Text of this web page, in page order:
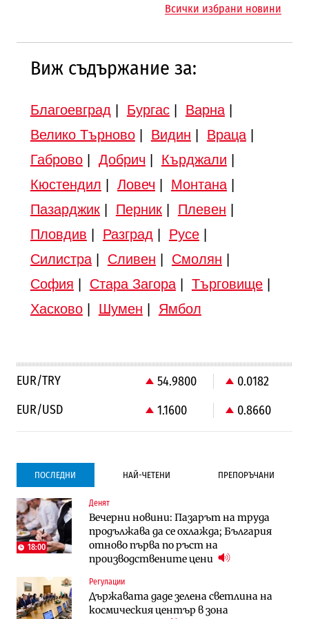
Всички избрани новини
Виж съдържание за:
Благоевград Бургас| Варна|
Велико Търново| Видин Враца|
Габрово| Добрич Кърджали
Кюстендил
Ловеч Монтана|
Пазарджик| Перник| Плевен
Пловдив
Разград Русе|
Силистра| Сливен Смолян
София
Стара Загора| Търговище|
Хасково| Шумен Ямбол
EUR/TRY 54.9800
0.0182
EUR/USD
1.1600 0.8660
ПОСЛЕДНИ НАЙ-ЧЕТЕНИ ПРЕПОРЪЧАНИ
18:00
Денят
Вечерни новини: Пазарът на труда
продължава да се охлажда; България
отново първа по ръст на
производствените цени
Регулации
Държавата даде зелена светлина на
космическия център в зона
Компании
Vivacom предлага над 150 устройства с
90% отстъпка през август
10:33
Столична община избра изпълнител за
преместването на трамвайното
трасе по бул. „Скобелев“
Компании
Vivacom предлага над 150 устройства с
90% отстъпка през август
Последни дни с обозначаване на цените
в лева: Какво предстои?